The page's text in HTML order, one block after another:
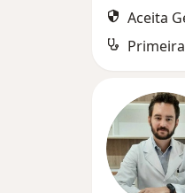
Aceita